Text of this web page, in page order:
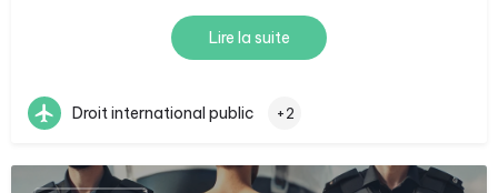
Lire la suite
Droit international public +2